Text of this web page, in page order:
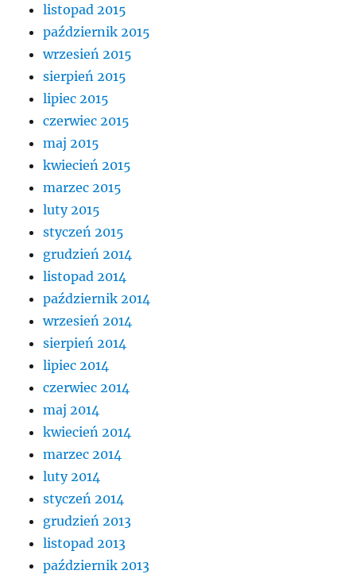
listopad 2015
październik 2015
wrzesień 2015
sierpień 2015
lipiec 2015
czerwiec 2015
maj 2015
kwiecień 2015
marzec 2015
luty 2015
styczeń 2015
grudzień 2014
listopad 2014
październik 2014
wrzesień 2014
sierpień 2014
lipiec 2014
czerwiec 2014
maj 2014
kwiecień 2014
marzec 2014
luty 2014
styczeń 2014
grudzień 2013
listopad 2013
październik 2013